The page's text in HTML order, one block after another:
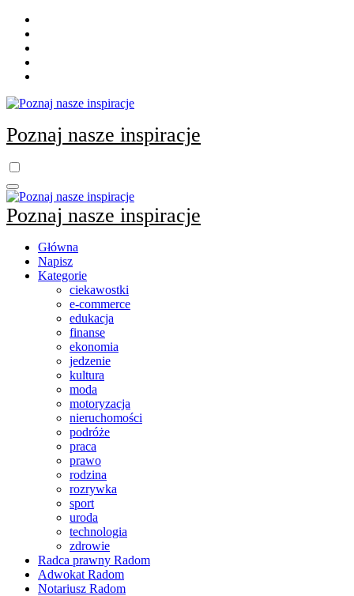
Skip
content
Poznaj nasze inspiracje
Poznaj nasze inspiracje
Główna
Napisz
Kategorie
ciekawostki
e-commerce
edukacja
finanse
ekonomia
jedzenie
kultura
moda
motoryzacja
nieruchomości
podróże
praca
prawo
rodzina
rozrywka
sport
uroda
technologia
zdrowie
Radca prawny Radom
Adwokat Radom
Notariusz Radom